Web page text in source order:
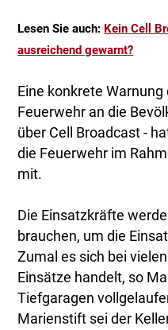
Lesen Sie auch: Kein Cell
ausreichend gewarnt?
Eine konkrete
Feuerwehr an die
über Cell Broadcast -
die Feuerwehr im
mit.
Die Einsatzkräfte
brauchen, um die
Zumal es sich bei
Einsätze handelt, so
Tiefgaragen
Marienstift sei der